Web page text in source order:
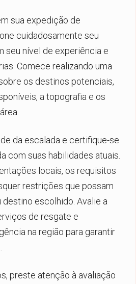
sua expedição de
cuidadosamente seu
seu nível de experiência e
Comece realizando uma
os destinos potenciais,
a topografia e os
da escalada e certifique-se
com suas habilidades atuais.
locais, os requisitos
restrições que possam
escolhido. Avalie a
de resgate e
na região para garantir
preste atenção à avaliação